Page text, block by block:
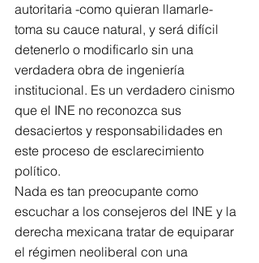
autoritaria -como quieran llamarle-
toma su cauce natural, y será difícil
detenerlo o modificarlo sin una
verdadera obra de ingeniería
institucional. Es un verdadero cinismo
que el INE no reconozca sus
desaciertos y responsabilidades en
este proceso de esclarecimiento
político.
Nada es tan preocupante como
escuchar a los consejeros del INE y la
derecha mexicana tratar de equiparar
el régimen neoliberal con una